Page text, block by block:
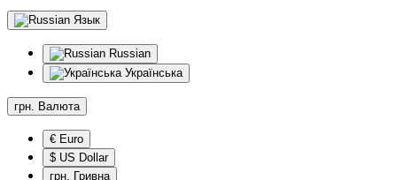
Язык
Russian
Українська
грн. Валюта
€ Euro
$ US Dollar
грн. Гривна